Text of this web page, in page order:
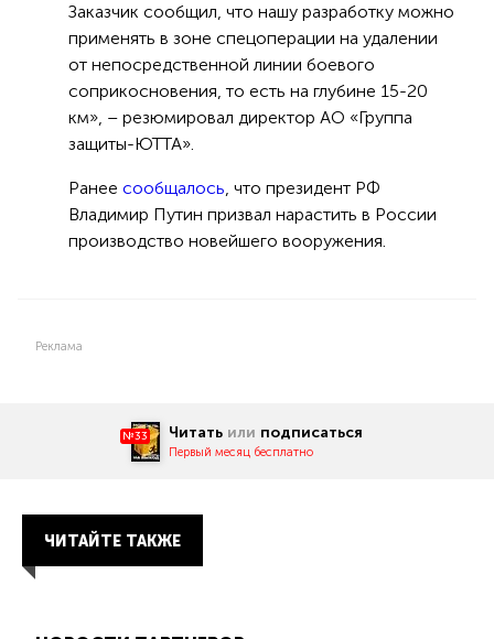
Заказчик сообщил, что нашу разработку можно
применять в зоне спецоперации на удалении
от непосредственной линии боевого
соприкосновения, то есть на глубине 15-20
км», – резюмировал директор АО «Группа
защиты-ЮТТА».
Ранее сообщалось, что президент РФ
Владимир Путин призвал нарастить в России
производство новейшего вооружения.
Реклама
№33 Читать или подписаться
Первый месяц бесплатно
ЧИТАЙТЕ ТАКЖЕ